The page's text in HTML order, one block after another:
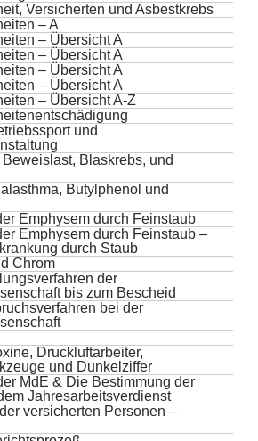
Versicherten und Asbestkrebs
– A
– Übersicht A
– Übersicht A
– Übersicht A
– Übersicht A
– Übersicht A-Z
und
Blaskrebs, und
Butylphenol und
Emphysem durch Feinstaub
Emphysem durch Feinstaub –
durch Staub
Chrom
der
bis zum Bescheid
bei der
Druckluftarbeiter,
und Dunkelziffer
MdE & Die Bestimmung der
Jahresarbeitsverdienst
versicherten Personen –